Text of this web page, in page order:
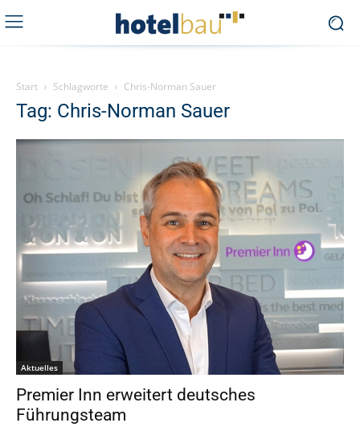
Start Schlagworte Chris-Norman Sauer
Tag: Chris-Norman Sauer
Aktuelles
Premier Inn erweitert deutsches
Führungsteam